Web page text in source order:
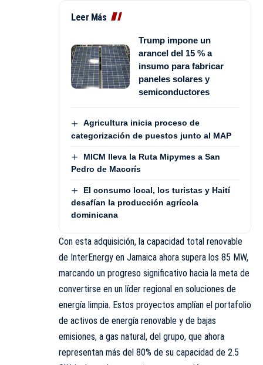
Leer Más
Trump impone un
arancel del 15 % a
insumo para fabricar
paneles solares y
semiconductores
Agricultura inicia proceso de
categorización de puestos junto al MAP
MICM lleva la Ruta Mipymes a San
Pedro de Macorís
El consumo local, los turistas y Haití
desafían la producción agrícola
dominicana
Con esta adquisición, la capacidad total renovable
de InterEnergy en Jamaica ahora supera los 85 MW,
marcando un progreso significativo hacia la meta de
convertirse en un líder regional en soluciones de
energía limpia. Estos proyectos amplían el portafolio
de activos de energía renovable y de bajas
emisiones, a gas natural, del grupo, que ahora
representan más del 80% de su capacidad de 2.5